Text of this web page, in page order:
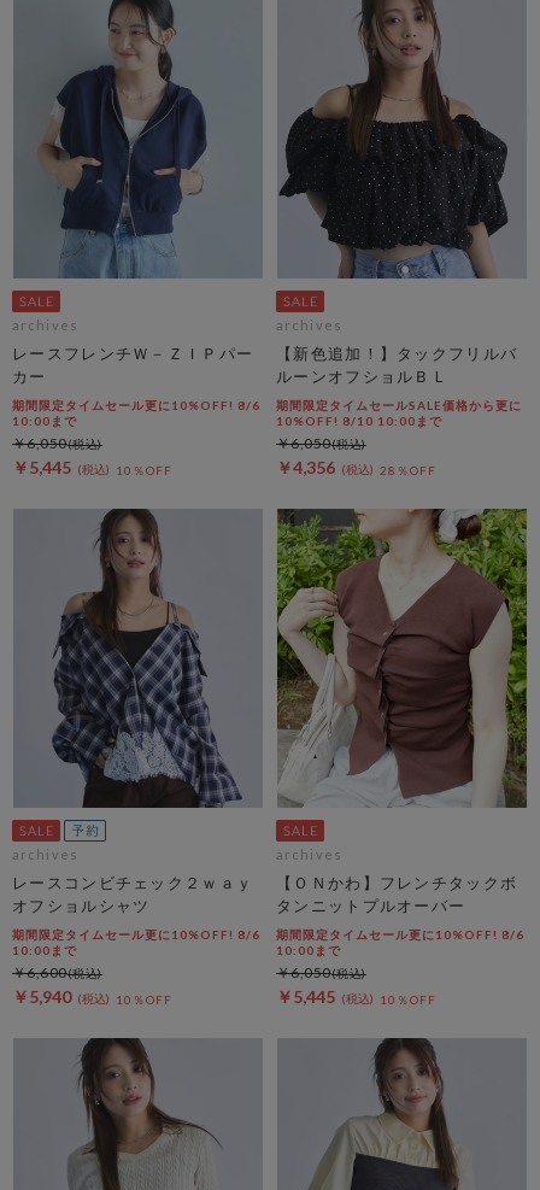
archives
レースフレンチＷ－ＺＩＰパー
カー
期間限定タイムセール更に10%OFF! 8/6
10:00まで
￥5,445 10％OFF
￥6,050
archives
【新色追加！】タックフリルバ
ルーンオフショルＢＬ
期間限定タイムセールSALE価格から更に
10%OFF! 8/10 10:00まで
￥4,356 28％OFF
￥6,050
archives
レースコンビチェック２ｗａｙ
オフショルシャツ
期間限定タイムセール更に10%OFF! 8/6
10:00まで
￥5,940 10％OFF
￥6,600
archives
【ＯＮかわ】フレンチタックボ
タンニットプルオーバー
期間限定タイムセール更に10%OFF! 8/6
10:00まで
￥5,445 10％OFF
￥6,050